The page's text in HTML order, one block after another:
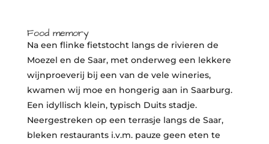
Food memory
Na een flinke fietstocht langs de rivieren de
Moezel en de Saar, met onderweg een lekkere
wijnproeverij bij een van de vele wineries,
kwamen wij moe en hongerig aan in Saarburg.
Een idyllisch klein, typisch Duits stadje.
Neergestreken op een terrasje langs de Saar,
bleken restaurants i.v.m. pauze geen eten te